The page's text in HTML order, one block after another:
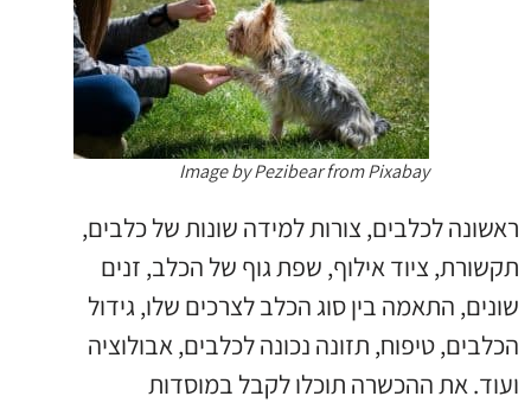
Image by Pezibear from Pixabay
ראשונה לכלבים, צורות למידה שונות של כלבים,
תקשורת, ציוד אילוף, שפת גוף של הכלב, זנים
שונים, התאמה בין סוג הכלב לצרכים שלו, גידול
הכלבים, טיפוח, תזונה נכונה לכלבים, אבולוציה
ועוד. את ההכשרה תוכלו לקבל במוסדות